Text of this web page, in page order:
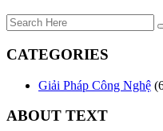
CATEGORIES
Giải Pháp Công Nghệ
ABOUT TEXT